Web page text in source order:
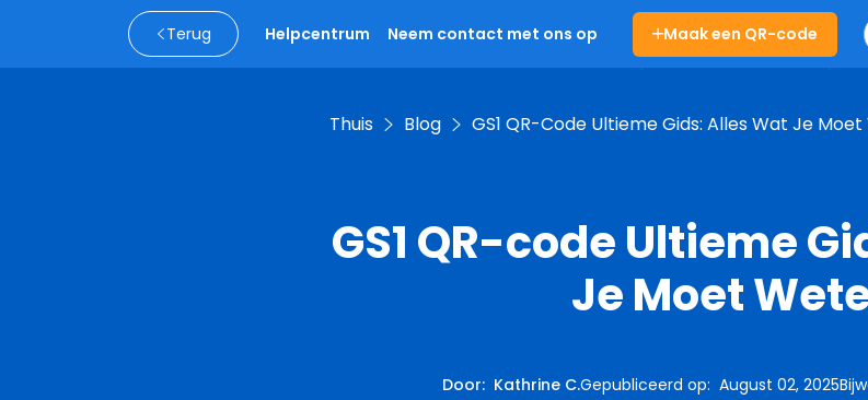
Terug Helpcentrum Neem contact met ons op Maak een QR-code
Thuis Blog GS1 QR-Code Ultieme Gids: Alles Wat Je
GS1 QR-code Ultieme
Je Moet
Door: Kathrine C.Gepubliceerd op: August 02, 2025